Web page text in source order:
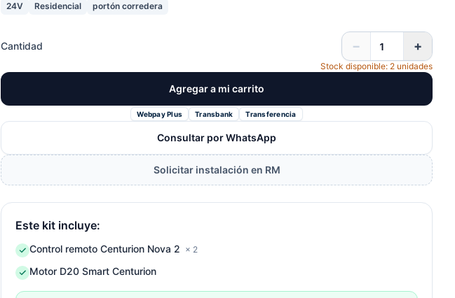
24V Residencial portón corredera
Cantidad − +
Stock disponible: 2 unidades
Agregar a mi carrito
Webpay Plus Transbank Transferencia
Consultar por WhatsApp
Solicitar instalación en RM
Este kit incluye:
Control remoto Centurion Nova 2 × 2
Motor D20 Smart Centurion